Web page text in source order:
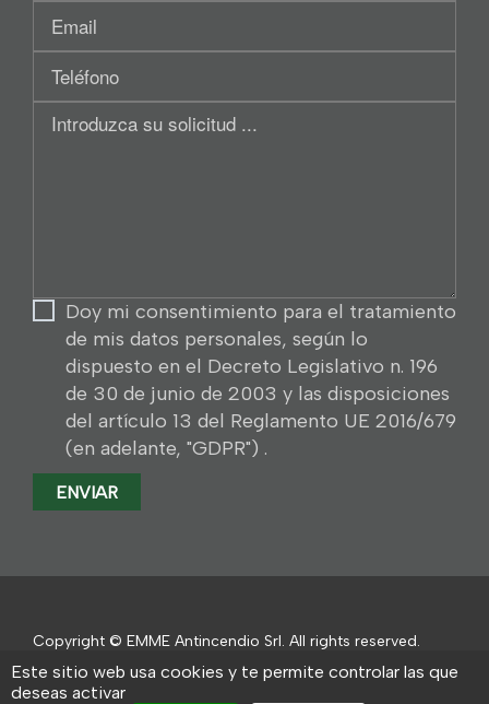
Región
social
Tu
Email
Teléfono
Introduzca
Doy mi consentimiento para el tratamiento
de mis datos personales, según lo
dispuesto en el Decreto Legislativo n. 196
de 30 de junio de 2003 y las disposiciones
del artículo 13 del Reglamento UE 2016/679
(en adelante, "GDPR") .
Copyright © EMME Antincendio Srl. All rights reserved.
Este sitio web usa cookies y te permite controlar las que
deseas activar